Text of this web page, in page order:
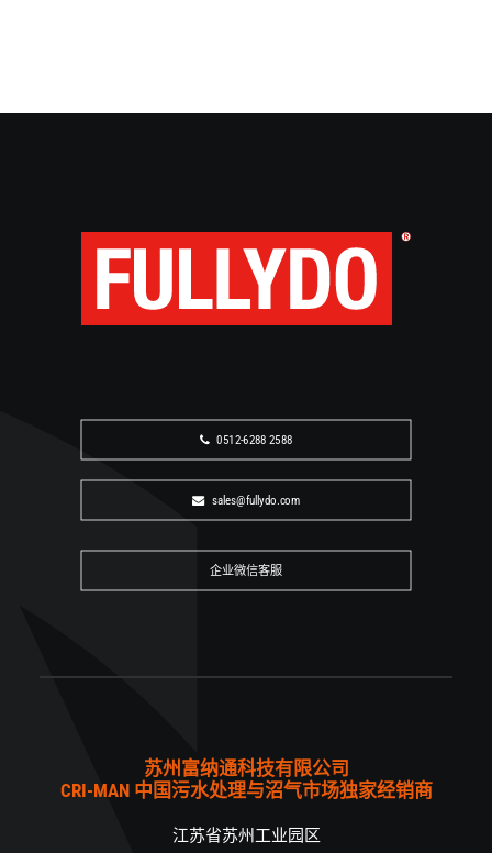
咨询相关产品与应用方案
0512-6288 2588
sales@fullydo.com
0512-6288 2588
sales@fullydo.com
企业微信客服
苏州富纳通科技有限公司
CRI-MAN 中国污水处理与沼气市场独家经销商
江苏省苏州工业园区